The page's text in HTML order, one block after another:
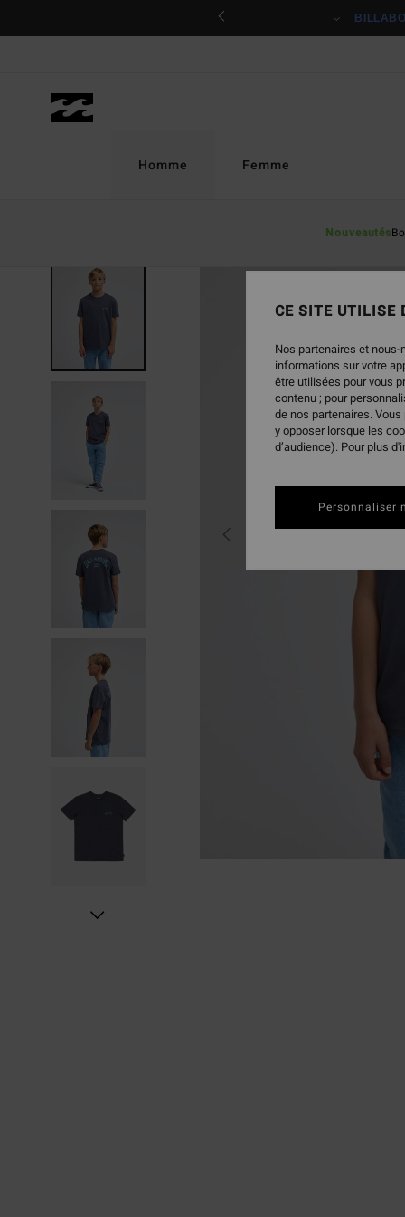
Homme
Nouveautés
Femme
CE SITE UTILISE
Nos partenaires et
informations sur votre
être utilisées pour vous
contenu ; pour
de nos partenaires.
y opposer lorsque les
d’audience). Pour plus
Personnaliser